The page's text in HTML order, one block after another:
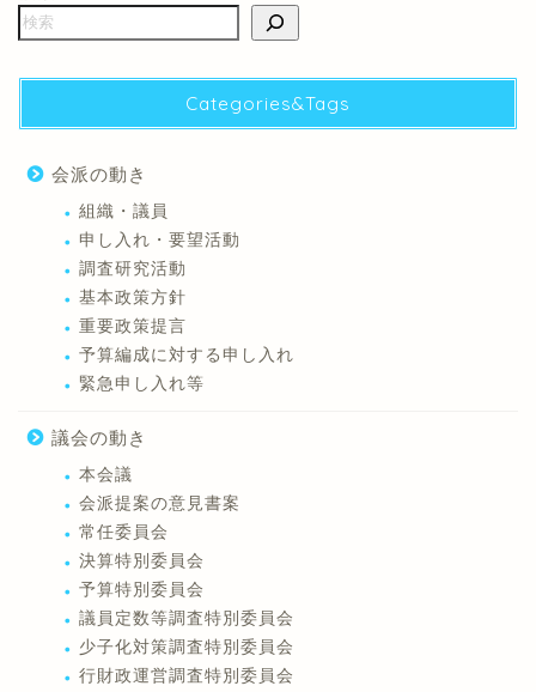
Categories&Tags
会派の動き
組織・議員
申し入れ・要望活動
調査研究活動
基本政策方針
重要政策提言
予算編成に対する申し入れ
緊急申し入れ等
議会の動き
本会議
会派提案の意見書案
常任委員会
決算特別委員会
予算特別委員会
議員定数等調査特別委員会
少子化対策調査特別委員会
行財政運営調査特別委員会